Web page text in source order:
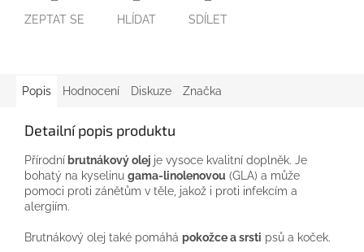
ZEPTAT SE HLÍDAT SDÍLET
Popis Hodnocení Diskuze Značka
Detailní popis produktu
Přírodní brutnákový olej je vysoce kvalitní doplněk. Je
bohatý na kyselinu gama-linolenovou (GLA) a může
pomoci proti zánětům v těle, jakož i proti infekcím a
alergiím.
Brutnákový olej také pomáhá pokožce a srsti psů a koček.